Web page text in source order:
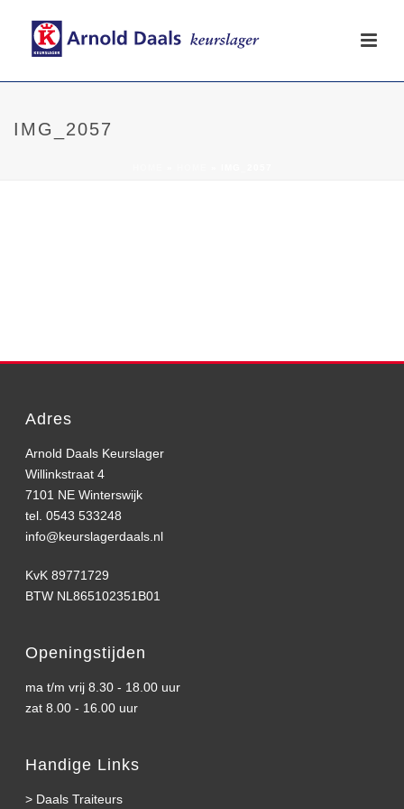
IMG_2057
Adres
Arnold Daals Keurslager
Willinkstraat 4
7101 NE Winterswijk
tel. 0543 533248
info@keurslagerdaals.nl
KvK 89771729
BTW NL865102351B01
Openingstijden
ma t/m vrij 8.30 - 18.00 uur
zat 8.00 - 16.00 uur
Handige Links
> Daals Traiteurs